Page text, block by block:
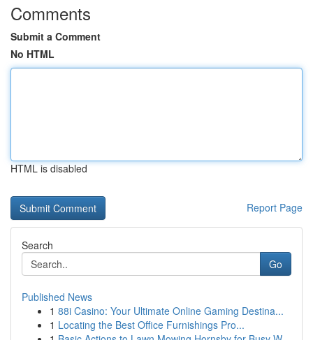
Comments
Submit a Comment
No HTML
HTML is disabled
Report Page
Search
Go
Published News
1 88i Casino: Your Ultimate Online Gaming Destina...
1 Locating the Best Office Furnishings Pro...